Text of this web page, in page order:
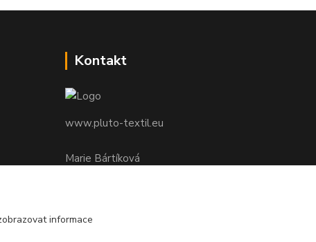
Kontakt
www.pluto-textil.eu
Marie Bártíková
pluto@pluto.eu
informace